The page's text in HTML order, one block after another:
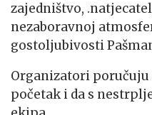
zajedništvo,
nezaboravnoj
gostoljubivosti
Organizatori poručuju
početak i da s